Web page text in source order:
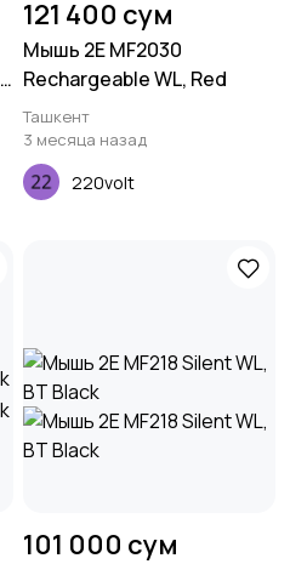
121 400 сум
Мышь 2E MF2030
Rechargeable WL, Red
Ташкент
3 месяца назад
220volt
101 000 сум